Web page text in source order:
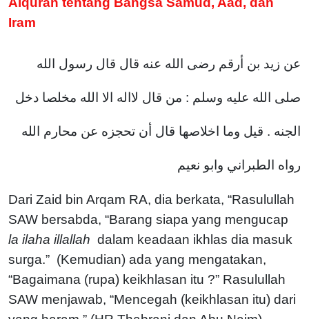
Iram
عن زيد بن أرقم رضى الله عنه قال قال رسول الله
صلى الله عليه وسلم : من قال لااله الا الله مخلصا دخل
الجنه . قيل وما اخلاصها قال أن تحجزه عن محارم الله
رواه الطبراني وابو نعيم
Dari Zaid bin Arqam RA, dia berkata, “Rasulullah
SAW bersabda, “Barang siapa yang mengucap
la ilaha illallah dalam keadaan ikhlas dia masuk
surga.” (Kemudian) ada yang mengatakan,
“Bagaimana (rupa) keikhlasan itu ?” Rasulullah
SAW menjawab, “Mencegah (keikhlasan itu) dari